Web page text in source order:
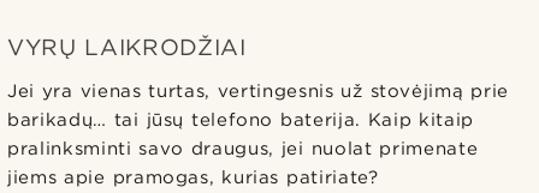
VYRŲ LAIKRODŽIAI
Jei yra vienas turtas, vertingesnis už stovėjimą prie
barikadų… tai jūsų telefono baterija. Kaip kitaip
pralinksminti savo draugus, jei nuolat primenate
jiems apie pramogas, kurias patiriate?